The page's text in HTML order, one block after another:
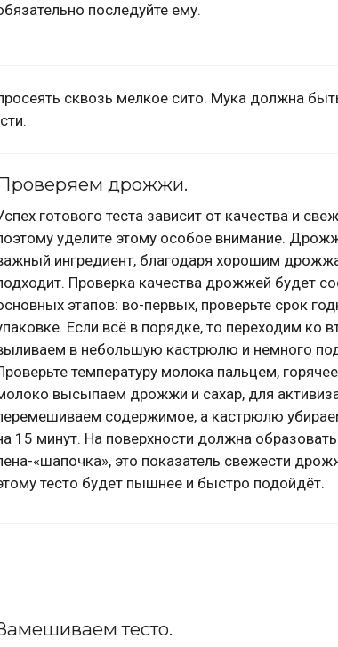
последуйте ему.
сквозь мелкое сито. Мука должна
дрожжи.
готового теста зависит от качества и
уделите этому особое внимание.
ингредиент, благодаря хорошим
Проверка качества дрожжей будет
этапов: во-первых, проверьте срок
Если всё в порядке, то переходим ко
в небольшую кастрюлю и немного
температуру молока пальцем,
высыпаем дрожжи и сахар, для
содержимое, а кастрюлю
15 минут. На поверхности должна
«шапочка», это показатель свежести
тесто будет пышнее и быстро подойдёт.
тесто.